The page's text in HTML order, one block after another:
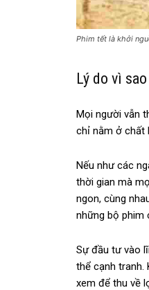
Phim tết là khởi
Lý do vì
Mọi người vẫn
chỉ nằm ở chất
Nếu như các
thời gian mà
ngon, cùng
những bộ phim
Sự đầu tư vào
thể cạnh tranh.
xem để thu về